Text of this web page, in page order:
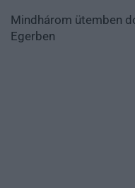
Mindhárom ütemben
Egerben